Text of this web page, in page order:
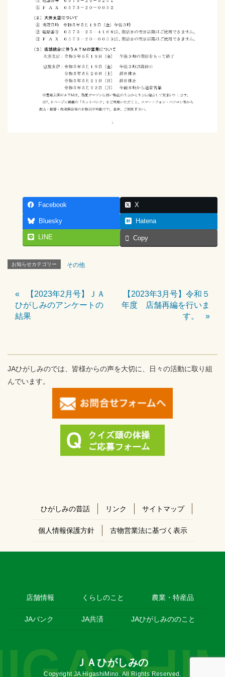
Facebook X
Bluesky Hatena
LINE Copy
お知らせカテゴリー その他
【2023年2月号】ＪＡ
ひがしみのアンケートの
結果
【2023年3月号】令和５
年度 店舗再編を行いま
す。
JAひがしみのでは、皆様からの声を大切に、日々の活動に取り組
んでいます。
ひがしみの昔話 リンク サイトマップ
個人情報保護方針 古物営業法に基づく表示
店舗情報 くらしのこと 農業・特産品
JAバンク JA共済 JAひがしみののこと
ＪＡひがしみの
Copyright JA HigashiMino. All Rights Reserved.